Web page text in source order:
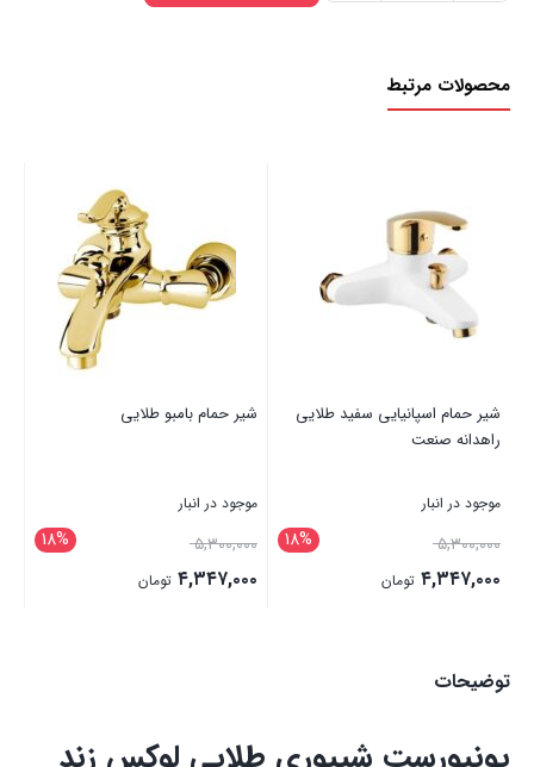
محصولات مرتبط
شیر حمام اسپانیایی سفید طلایی
راهدانه صنعت
موجود در انبار
18% ۵,۳۰۰,۰۰۰
۴,۳۴۷,۰۰۰ تومان
شیر حمام بامبو طلایی
موجود در انبار
18% ۵,۳۰۰,۰۰۰
۴,۳۴۷,۰۰۰ تومان
توضیحات